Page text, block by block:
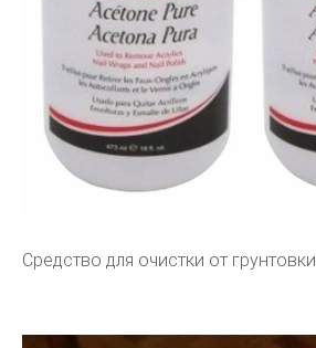
Средство для очистки от грунтовки